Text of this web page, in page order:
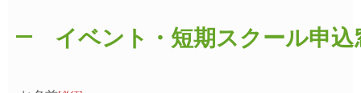
イベント・短期スクール申